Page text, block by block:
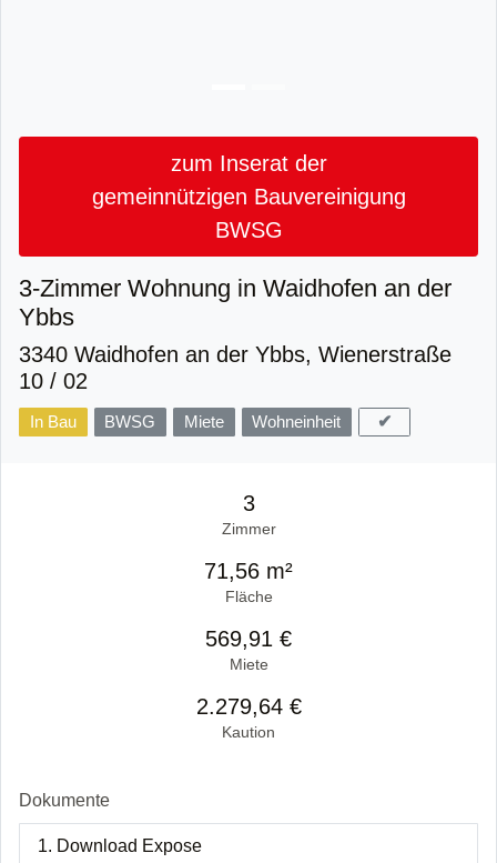
zum Inserat der
gemeinnützigen Bauvereinigung
BWSG
3-Zimmer Wohnung in Waidhofen an der
Ybbs
3340 Waidhofen an der Ybbs, Wienerstraße
10 / 02
In Bau BWSG Miete Wohneinheit ✔
3
Zimmer
71,56 m²
Fläche
569,91 €
Miete
2.279,64 €
Kaution
Dokumente
1. Download Expose